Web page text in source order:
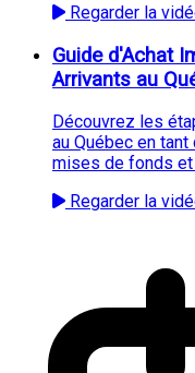
Regarder la
Guide d'Achat
Arrivants au
Découvrez les
au Québec en
mises de fonds
Regarder la